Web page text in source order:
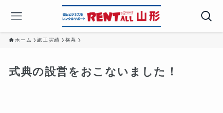
ホーム 施工実績 横幕
式典の設営をおこないました！